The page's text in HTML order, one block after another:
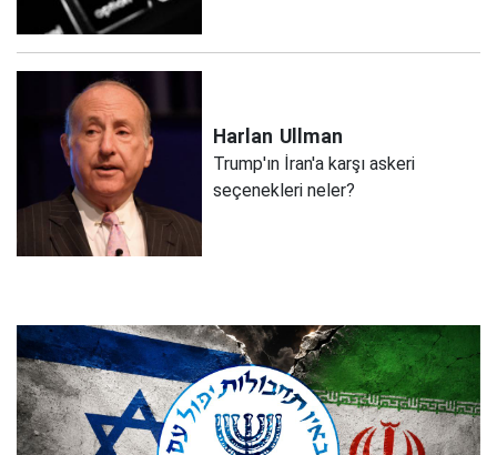
Harlan Ullman
Trump'ın İran'a karşı askeri
seçenekleri neler?